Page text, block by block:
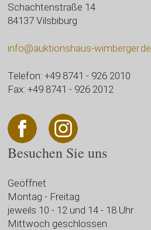
Schachtenstraße 14
84137 Vilsbiburg
info@auktionshaus-wimberger.de
Telefon: +49 8741 - 926 2010
Fax: +49 8741 - 926 2012
Besuchen Sie uns
Geöffnet
Montag - Freitag
jeweils 10 - 12 und 14 - 18 Uhr
Mittwoch geschlossen